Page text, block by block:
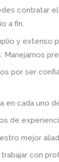
contratar
a fin.
y extenso
Manejamos
por ser
en cada uno
de
mejor
con